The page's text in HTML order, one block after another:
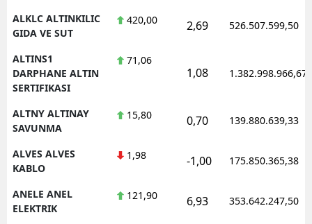
ALKLC ALTINKILIC
GIDA VE SUT
420,00 2,69 526.507.599,50
ALTINS1
DARPHANE ALTIN
SERTIFIKASI
71,06
1,08 1.382.998.966,67
ALTNY ALTINAY
SAVUNMA
15,80 0,70 139.880.639,33
ALVES ALVES
KABLO
1,98 -1,00 175.850.365,38
ANELE ANEL
ELEKTRIK
121,90 6,93 353.642.247,50